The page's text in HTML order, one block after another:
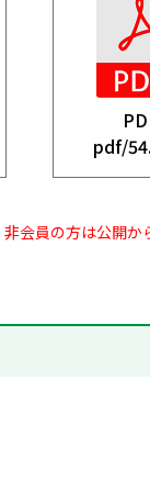
pdf/
非会員の方は公開か